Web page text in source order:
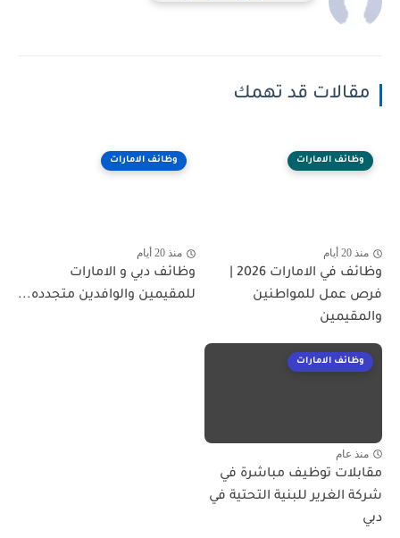
مقالات قد تهمك
وظائف الامارات
منذ 20 أيام
فرص عمل للمواطنين
والمقيمين
وظائف الامارات
منذ 20 أيام
وظائف دبي و الامارات
للمقيمين والوافدين متجدده...
وظائف الامارات
منذ عام
مقابلات توظيف مباشرة في
شركة الغرير للبنية التحتية في
دبي